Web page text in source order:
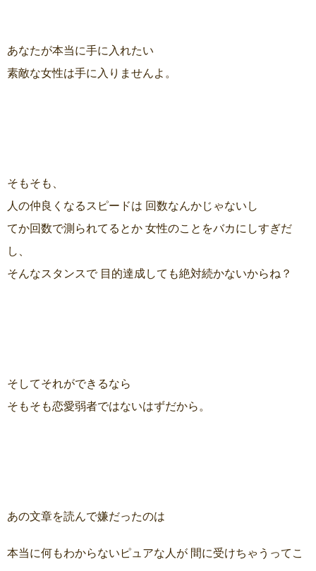
あなたが本当に手に入れたい
素敵な女性は手に入りませんよ。
そもそも、
人の仲良くなるスピードは 回数なんかじゃないし
てか回数で測られてるとか 女性のことをバカにしすぎだ
し、
そんなスタンスで 目的達成しても絶対続かないからね？
そしてそれができるなら
そもそも恋愛弱者ではないはずだから。
あの文章を読んで嫌だったのは
本当に何もわからないピュアな人が 間に受けちゃうってこ